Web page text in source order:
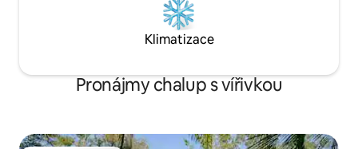
Klimatizace
Pronájmy chalup s vířivkou